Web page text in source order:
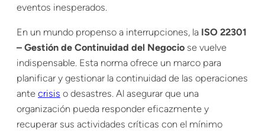
eventos inesperados.
En un mundo propenso a interrupciones, la ISO 22301
– Gestión de Continuidad del Negocio se vuelve
indispensable. Esta norma ofrece un marco para
planificar y gestionar la continuidad de las operaciones
ante crisis o desastres. Al asegurar que una
organización pueda responder eficazmente y
recuperar sus actividades críticas con el mínimo